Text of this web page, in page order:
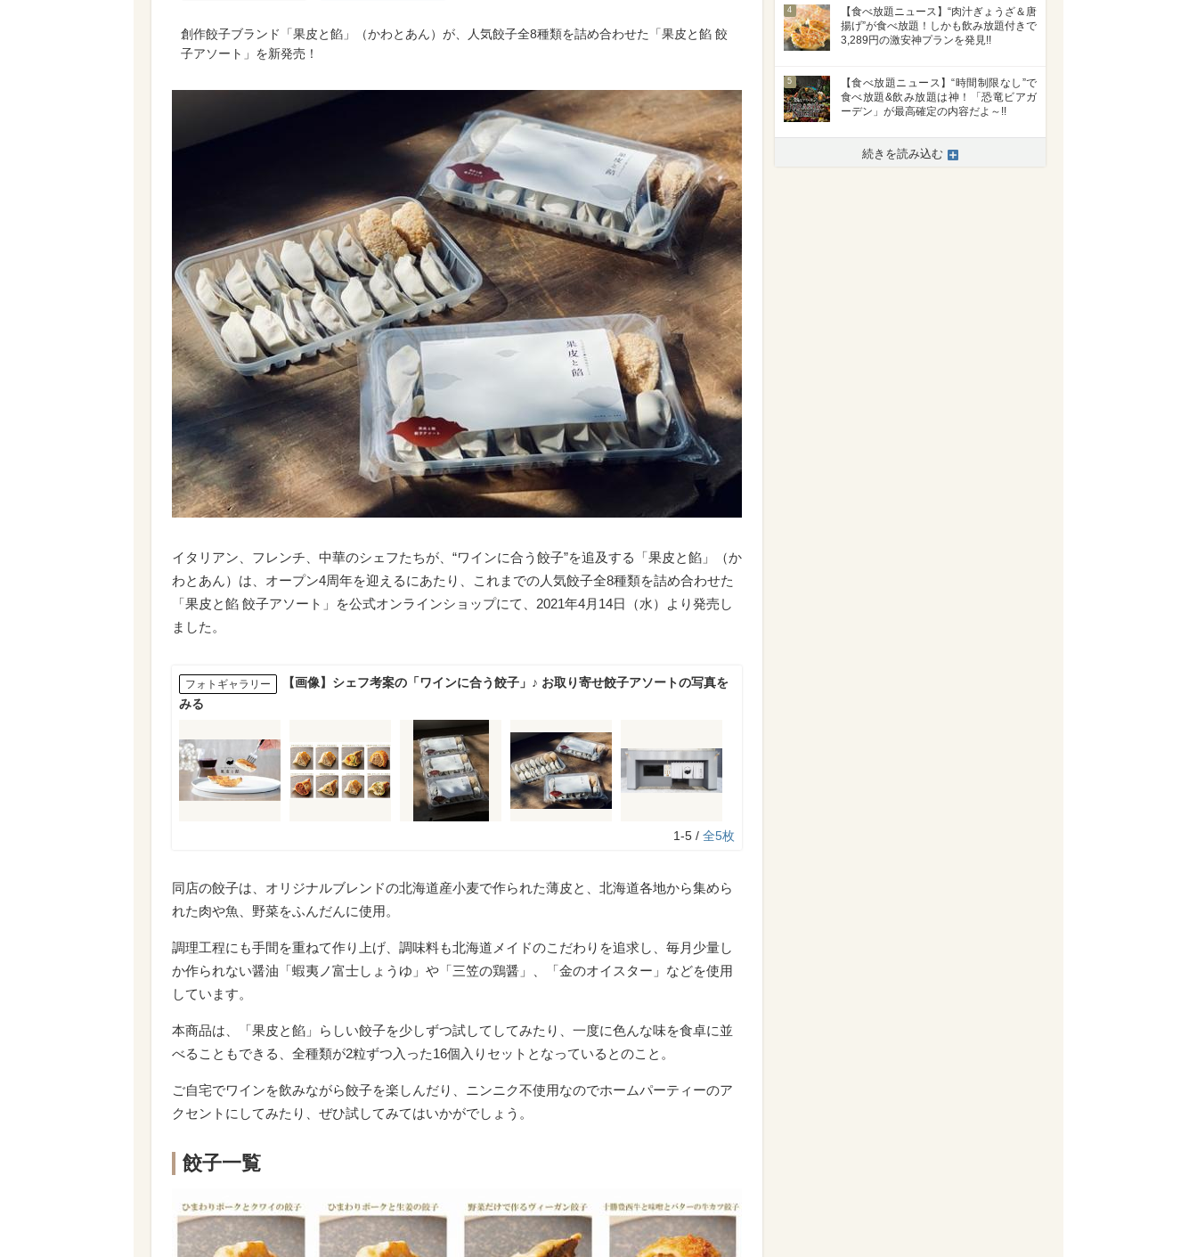
創作餃子ブランド「果皮と餡」（かわとあん）が、人気餃子全8種類を詰め合わせた「果皮と餡 餃
子アソート」を新発売！
イタリアン、フレンチ、中華のシェフたちが、“ワインに合う餃子”を追及する「果皮と餡」（か
わとあん）は、オープン4周年を迎えるにあたり、これまでの人気餃子全8種類を詰め合わせた
「果皮と餡 餃子アソート」を公式オンラインショップにて、2021年4月14日（水）より発売し
ました。
フォトギャラリー
【画像】シェフ考案の「ワインに合う餃子」♪ お取り寄せ餃子アソートの写真を
みる
1-5 / 全5枚
同店の餃子は、オリジナルブレンドの北海道産小麦で作られた薄皮と、北海道各地から集めら
れた肉や魚、野菜をふんだんに使用。
調理工程にも手間を重ねて作り上げ、調味料も北海道メイドのこだわりを追求し、毎月少量し
か作られない醤油「蝦夷ノ富士しょうゆ」や「三笠の鶏醤」、「金のオイスター」などを使用
しています。
本商品は、「果皮と餡」らしい餃子を少しずつ試してしてみたり、一度に色んな味を食卓に並
べることもできる、全種類が2粒ずつ入った16個入りセットとなっているとのこと。
ご自宅でワインを飲みながら餃子を楽しんだり、ニンニク不使用なのでホームパーティーのア
クセントにしてみたり、ぜひ試してみてはいかがでしょう。
餃子一覧
4
【食べ放題ニュース】“肉汁ぎょうざ＆唐
揚げ”が食べ放題！しかも飲み放題付きで
3,289円の激安神プランを発見!!
5
【食べ放題ニュース】“時間制限なし”で
食べ放題&飲み放題は神！「恐竜ビアガ
ーデン」が最高確定の内容だよ～!!
続きを読み込む